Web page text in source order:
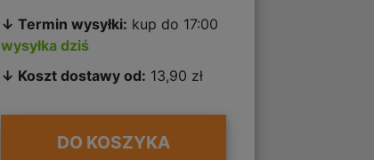
↓ Termin wysyłki: kup do 17:00
wysyłka dziś
↓ Koszt dostawy od: 13,90 zł
DO KOSZYKA